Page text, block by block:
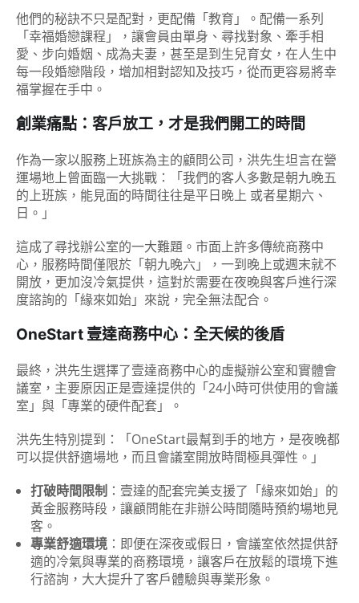
他們的秘訣不只是配對，更配備「教育」。配備一系列
「幸福婚戀課程」，讓會員由單身、尋找對象、牽手相
愛、步向婚姻、成為夫妻，甚至是到生兒育女，在人生中
每一段婚戀階段，增加相對認知及技巧，從而更容易將幸
福掌握在手中。
創業痛點：客戶放工，才是我們開工的時間
作為一家以服務上班族為主的顧問公司，洪先生坦言在營
運場地上曾面臨一大挑戰：「我們的客人多數是朝九晚五
的上班族，能見面的時間往往是平日晚上 或者星期六、
日。」
這成了尋找辦公室的一大難題。市面上許多傳統商務中
心，服務時間僅限於「朝九晚六」，一到晚上或週末就不
開放，更加沒冷氣提供，這對於需要在夜晚與客戶進行深
度諮詢的「緣來如始」來說，完全無法配合。
OneStart 壹達商務中心：全天候的後盾
最終，洪先生選擇了壹達商務中心的虛擬辦公室和實體會
議室，主要原因正是壹達提供的「24小時可供使用的會議
室」與「專業的硬件配套」。
洪先生特別提到：「OneStart最幫到手的地方，是夜晚都
可以提供舒適場地，而且會議室開放時間極具彈性。」
打破時間限制 ：壹達的配套完美支援了「緣來如始」的
黃金服務時段，讓顧問能在非辦公時間隨時預約場地見
客。
專業舒適環境 ：即便在深夜或假日，會議室依然提供舒
適的冷氣與專業的商務環境，讓客戶在放鬆的環境下進
行諮詢，大大提升了客戶體驗與專業形象。